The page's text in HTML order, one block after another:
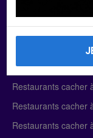
Manger Cacher
Liste des
Restaurants cacher
Restaurants cacher
Restaurants cacher
Restaurants cacher